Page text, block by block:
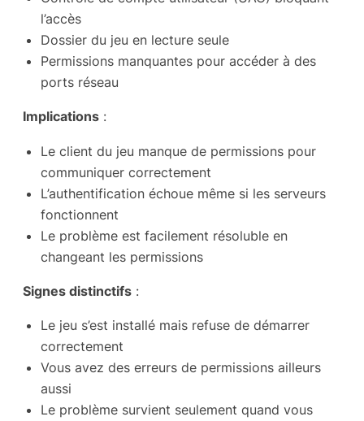
l’accès
Dossier du jeu en lecture seule
Permissions manquantes pour accéder à des
ports réseau
Implications :
Le client du jeu manque de permissions pour
communiquer correctement
L’authentification échoue même si les serveurs
fonctionnent
Le problème est facilement résoluble en
changeant les permissions
Signes distinctifs :
Le jeu s’est installé mais refuse de démarrer
correctement
Vous avez des erreurs de permissions ailleurs
aussi
Le problème survient seulement quand vous